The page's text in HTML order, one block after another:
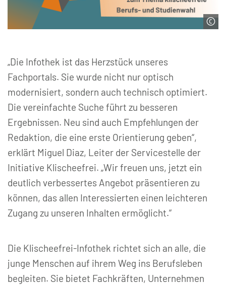
„Die Infothek ist das Herzstück unseres
Fachportals. Sie wurde nicht nur optisch
modernisiert, sondern auch technisch optimiert.
Die vereinfachte Suche führt zu besseren
Ergebnissen. Neu sind auch Empfehlungen der
Redaktion, die eine erste Orientierung geben“,
erklärt Miguel Diaz, Leiter der Servicestelle der
Initiative Klischeefrei. „Wir freuen uns, jetzt ein
deutlich verbessertes Angebot präsentieren zu
können, das allen Interessierten einen leichteren
Zugang zu unseren Inhalten ermöglicht.“
Die Klischeefrei-Infothek richtet sich an alle, die
junge Menschen auf ihrem Weg ins Berufsleben
begleiten. Sie bietet Fachkräften, Unternehmen